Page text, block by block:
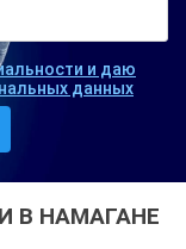
и даю
данных
В НАМАГАНЕ